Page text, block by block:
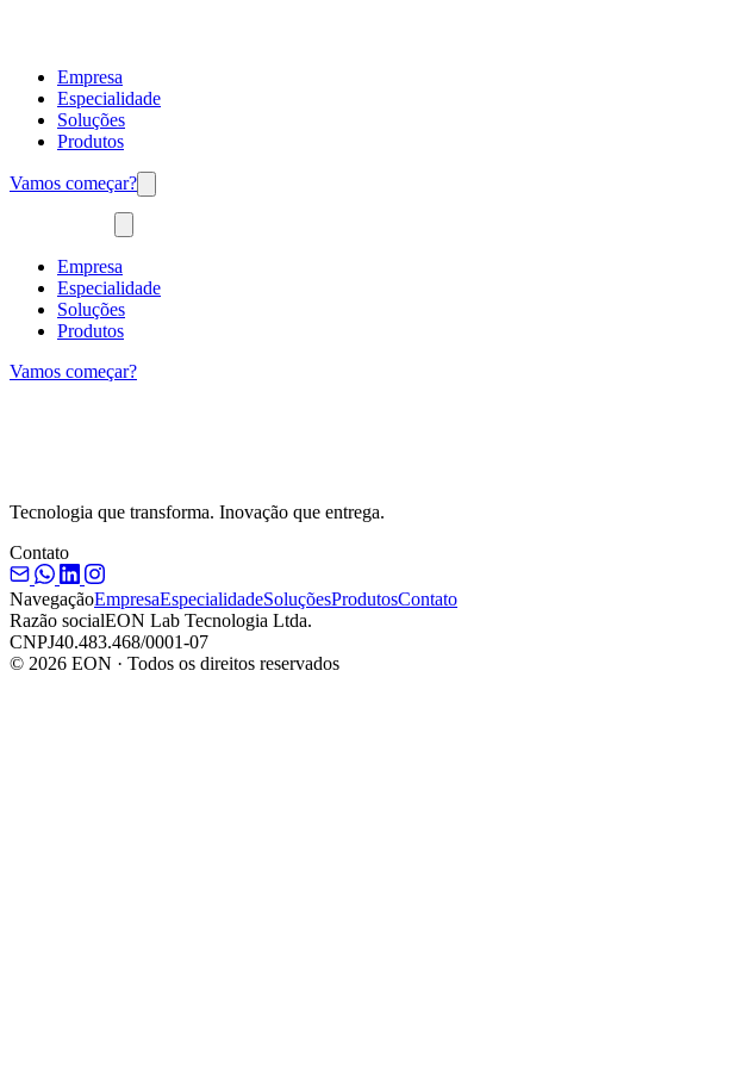
Empresa
Especialidade
Soluções
Produtos
Vamos começar?
Empresa
Especialidade
Soluções
Produtos
Vamos começar?
Tecnologia que transforma. Inovação que entrega.
Contato
NavegaçãoEmpresaEspecialidadeSoluçõesProdutosContato
Razão socialEON Lab Tecnologia Ltda.
CNPJ40.483.468/0001-07
© 2026 EON · Todos os direitos reservados